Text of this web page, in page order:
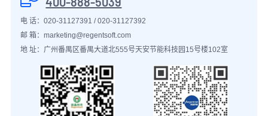
电 话：020-31127391 / 020-31127392
邮 箱：marketing@regentsoft.com
地 址：广州番禺区番禺大道北555号天安节能科技园15号楼102室